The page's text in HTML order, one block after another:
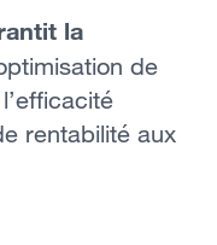
la
de
rentabilité aux